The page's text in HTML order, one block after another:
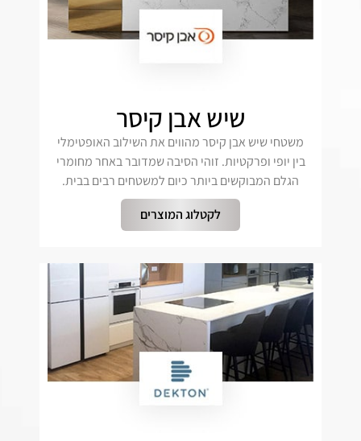
שיש אבן קיסר
משטחי שיש אבן קיסר מהווים את השילוב האופטימלי
בין יופי ופרקטיות. זוהי הסיבה שמדובר באחר מחומרי
הגלם המבוקשים ביותר כיום למשטחים רבים בבית.
לקטלוג המוצרים